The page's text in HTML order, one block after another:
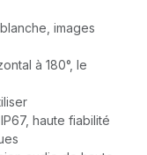
images
à 180°, le
haute fiabilité